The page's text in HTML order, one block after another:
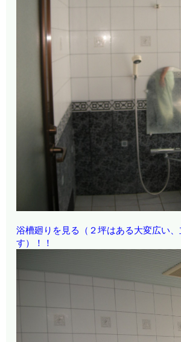
浴槽廻りを見る（２坪はある大変広い
す）！！